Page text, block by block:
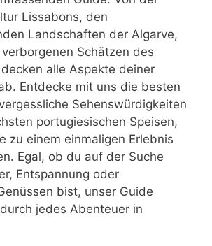
Lissabons, den
Landschaften der Algarve,
Schätzen des
alle Aspekte deiner
Entdecke mit uns die besten
Sehenswürdigkeiten
portugiesischen Speisen,
zu einem einmaligen Erlebnis
Egal, ob du auf der Suche
Entspannung oder
bist, unser Guide
jedes Abenteuer in